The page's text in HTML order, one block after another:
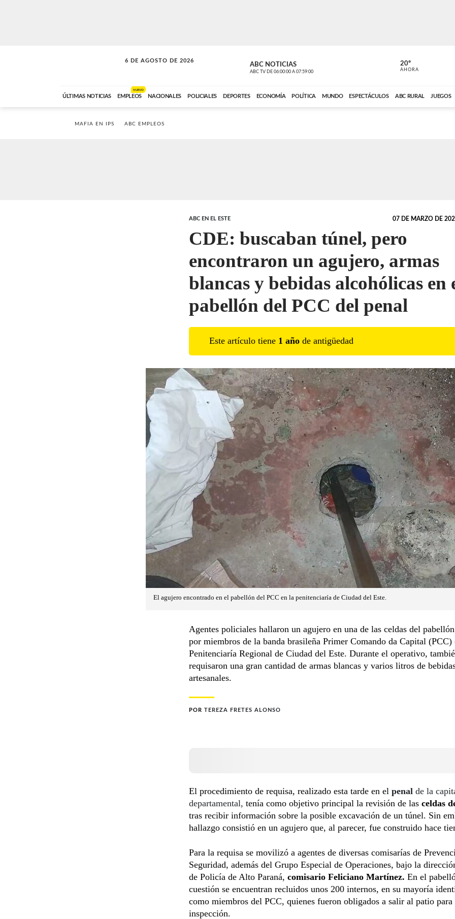
6 DE AGOSTO DE 2026
LA INCONDICIONAL ABC NOTICIAS
ABC TV DE 06:00:00 A 07:59:00 ABC CARDINAL
20º
AHORA
ÚLTIMAS NOTICIAS EMPLEOS
NUEVO
NACIONALES POLICIALES DEPORTES ECONOMÍA POLÍTICA MUNDO ESPECTÁCULOS ABC RURAL JUEGOS
MAFIA EN IPS ABC EMPLEOS
ABC EN EL ESTE 07 DE MARZO DE
CDE: buscaban túnel, pero
encontraron un agujero, armas
blancas y bebidas alcohólicas en
pabellón del PCC del penal
Este artículo tiene 1 año de antigüedad
El agujero encontrado en el pabellón del PCC en la penitenciaría de Ciudad del Este.
Agentes policiales hallaron un agujero en una de las celdas del
por miembros de la banda brasileña Primer Comando da Capital (PCC)
Penitenciaría Regional de Ciudad del Este. Durante el operativo,
requisaron una gran cantidad de armas blancas y varios litros de
artesanales.
POR TEREZA FRETES ALONSO
El procedimiento de requisa, realizado esta tarde en el penal de la
departamental, tenía como objetivo principal la revisión de las celdas
tras recibir información sobre la posible excavación de un túnel. Sin
hallazgo consistió en un agujero que, al parecer, fue construido hace
Para la requisa se movilizó a agentes de diversas comisarías de
Seguridad, además del Grupo Especial de Operaciones, bajo la
de Policía de Alto Paraná, comisario Feliciano Martínez. En el
cuestión se encuentran recluidos unos 200 internos, en su mayoría
como miembros del PCC, quienes fueron obligados a salir al patio para
inspección.